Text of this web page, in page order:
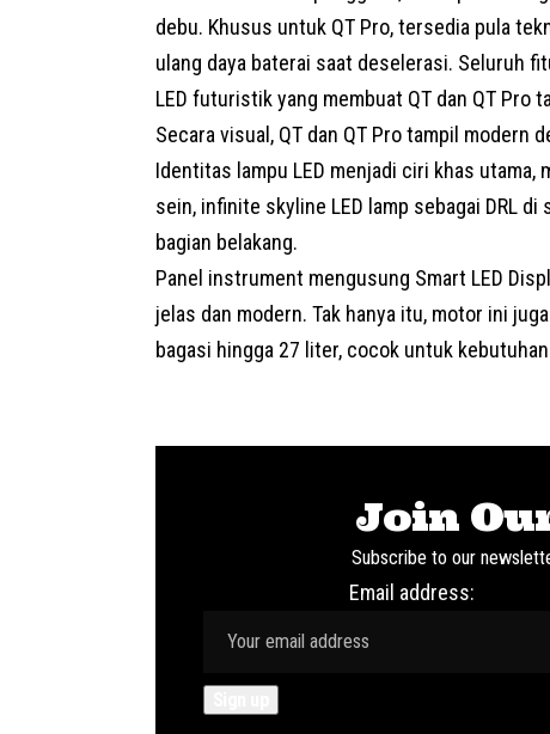
debu. Khusus untuk QT Pro, tersedia pula
ulang daya baterai saat deselerasi. Seluruh
LED futuristik yang membuat QT dan QT Pro
Secara visual, QT dan QT Pro tampil modern
Identitas lampu LED menjadi ciri khas
sein, infinite skyline LED lamp sebagai DRL
bagian belakang.
Panel instrument mengusung Smart LED
jelas dan modern. Tak hanya itu, motor ini
bagasi hingga 27 liter, cocok untuk
Join
Subscribe to our
Email address: